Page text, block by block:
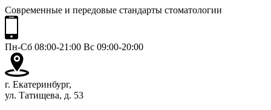
Современные и передовые стандарты стоматологии
Пн-Сб 08:00-21:00 Вс 09:00-20:00
г. Екатеринбург,
ул. Татищева, д. 53